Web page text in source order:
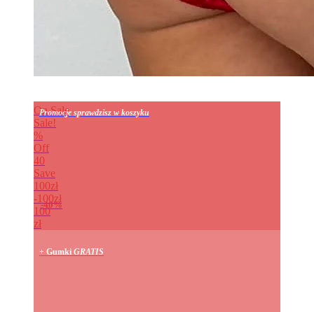
On Sale
Sale!
%
Off
40
Save
100zł
100zł
40%
100
zł
Promocje sprawdzisz w koszyku
+ Gumki GRATIS